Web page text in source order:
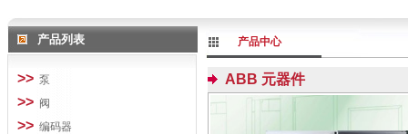
产品列表
>> 泵
>> 阀
>> 编码器
产品中心
ABB 元器件